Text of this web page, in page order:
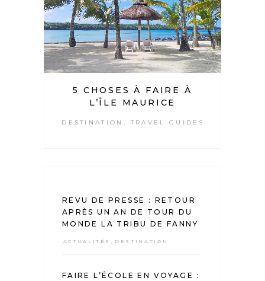
5 CHOSES À FAIRE À
L’ÎLE MAURICE
DESTINATION , TRAVEL GUIDES
REVU DE PRESSE : RETOUR
APRÈS UN AN DE TOUR DU
MONDE LA TRIBU DE FANNY
ACTUALITÉS , DESTINATION
FAIRE L’ÉCOLE EN VOYAGE :